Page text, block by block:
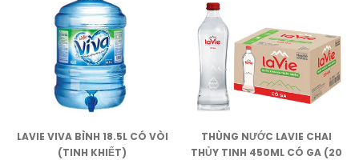
LAVIE VIVA BÌNH 18.5L CÓ VÒI
(TINH KHIẾT)
THÙNG NƯỚC LAVIE CHAI
THỦY TINH 450ML CÓ GA (20